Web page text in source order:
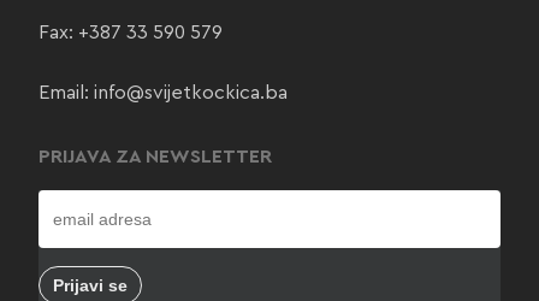
Fax: +387 33 590 579
Email: info@svijetkockica.ba
PRIJAVA ZA NEWSLETTER